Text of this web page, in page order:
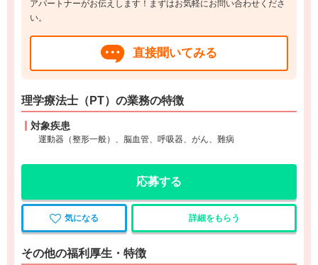
アパートナーがお伝えします！まずはお気軽にお問い合わせくださ
い。
直接聞いてみる
理学療法士（PT）の業務の特徴
対象疾患
運動器（整形一般）、脳血管、呼吸器、がん、難病
応募する
気になる 詳細をもらう
その他の福利厚生・特徴